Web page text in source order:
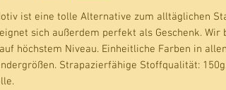
ist eine tolle Alternative zum alltäglichen
sich außerdem perfekt als Geschenk. Wir
höchstem Niveau. Einheitliche Farben in
Strapazierfähige Stoffqualität: